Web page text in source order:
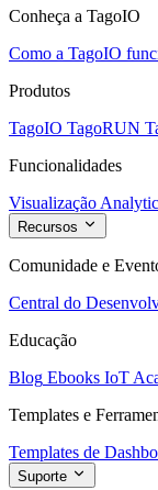
Conheça a TagoIO
Como a TagoIO
Produtos
TagoIO TagoRUN
Funcionalidades
Visualização
Recursos
Comunidade e
Central do
Educação
Blog Ebooks IoT
Templates e
Templates de
Suporte